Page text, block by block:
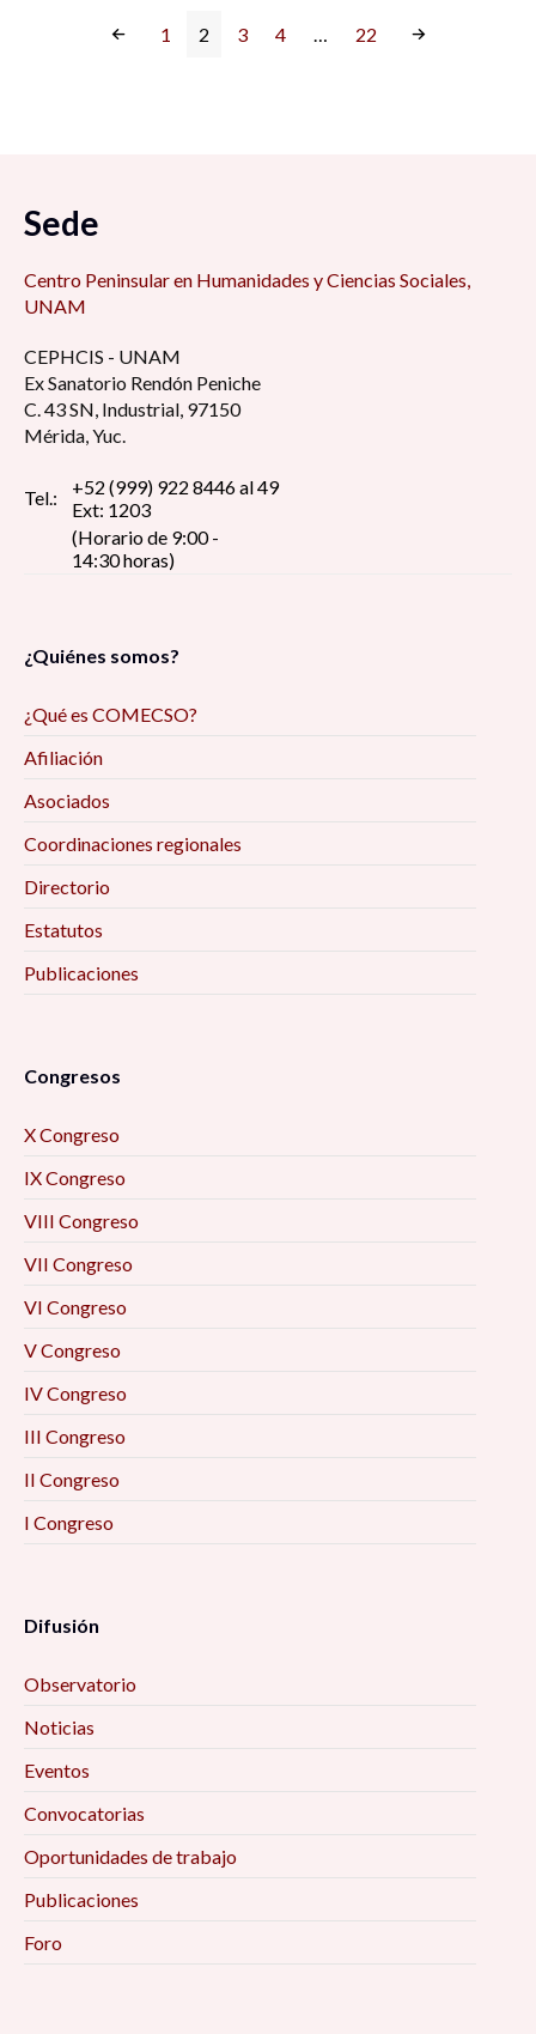
1 2 3 4 … 22
Sede
Centro Peninsular en Humanidades y Ciencias Sociales,
UNAM
CEPHCIS - UNAM
Ex Sanatorio Rendón Peniche
C. 43 SN, Industrial, 97150
Mérida, Yuc.
Tel.:
+52 (999) 922 8446 al 49
Ext: 1203
(Horario de 9:00 -
14:30 horas)
¿Quiénes somos?
¿Qué es COMECSO?
Afiliación
Asociados
Coordinaciones regionales
Directorio
Estatutos
Publicaciones
Congresos
X Congreso
IX Congreso
VIII Congreso
VII Congreso
VI Congreso
V Congreso
IV Congreso
III Congreso
II Congreso
I Congreso
Difusión
Observatorio
Noticias
Eventos
Convocatorias
Oportunidades de trabajo
Publicaciones
Foro